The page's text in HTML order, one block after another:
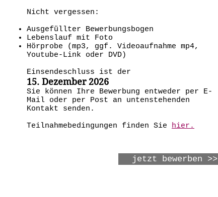
Nicht vergessen:
Ausgefüllter Bewerbungsbogen
Lebenslauf mit Foto
Hörprobe (mp3, ggf. Videoaufnahme mp4,
Youtube-Link oder DVD)
Einsendeschluss ist der
15. Dezember 2026
Sie können Ihre Bewerbung entweder per E-
Mail oder per Post an untenstehenden
Kontakt senden.
Teilnahmebedingungen finden Sie hier.
jetzt bewerben >>